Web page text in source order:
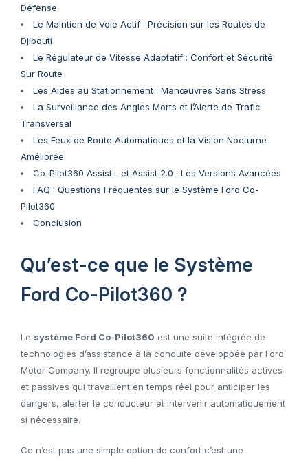
Défense
Le Maintien de Voie Actif : Précision sur les Routes de
Djibouti
Le Régulateur de Vitesse Adaptatif : Confort et Sécurité
Sur Route
Les Aides au Stationnement : Manœuvres Sans Stress
La Surveillance des Angles Morts et l’Alerte de Trafic
Transversal
Les Feux de Route Automatiques et la Vision Nocturne
Améliorée
Co-Pilot360 Assist+ et Assist 2.0 : Les Versions Avancées
FAQ : Questions Fréquentes sur le Système Ford Co-
Pilot360
Conclusion
Qu’est-ce que le Système
Ford Co-Pilot360 ?
Le système Ford Co-Pilot360 est une suite intégrée de
technologies d’assistance à la conduite développée par Ford
Motor Company. Il regroupe plusieurs fonctionnalités actives
et passives qui travaillent en temps réel pour anticiper les
dangers, alerter le conducteur et intervenir automatiquement
si nécessaire.
Ce n’est pas une simple option de confort c’est une